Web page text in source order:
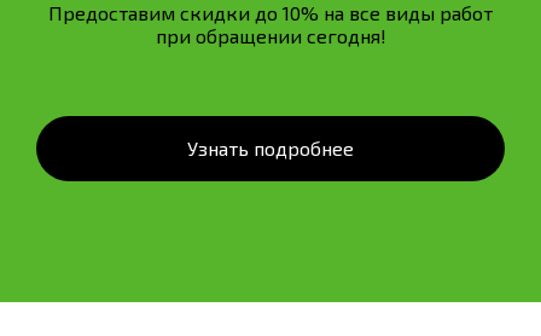
Предоставим скидки до 10% на все виды работ
при обращении сегодня!
Узнать подробнее